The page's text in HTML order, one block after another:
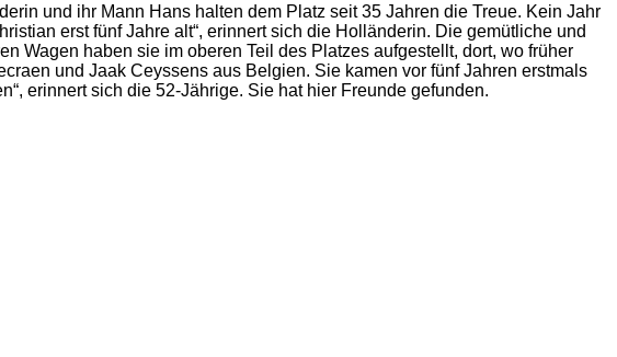
und ihr Mann Hans halten dem Platz seit 35 Jahren die Treue. Kein Jahr
erst fünf Jahre alt“, erinnert sich die Holländerin. Die gemütliche und
Wagen haben sie im oberen Teil des Platzes aufgestellt, dort, wo früher
und Jaak Ceyssens aus Belgien. Sie kamen vor fünf Jahren erstmals
erinnert sich die 52-Jährige. Sie hat hier Freunde gefunden.